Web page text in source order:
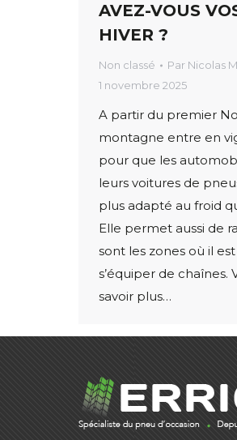
AVEZ-VOUS
HIVER ?
Non classé Par Nicolas
1 novembre 2025
A partir du premier
montagne entre en
pour que les
leurs voitures de
plus adapté au froid
Elle permet aussi de
sont les zones où il
s’équiper de chaînes.
savoir plus…